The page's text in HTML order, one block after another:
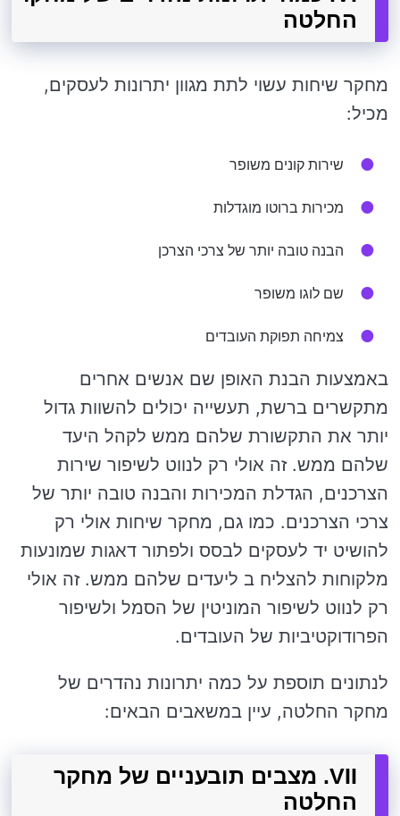
החלטה
מחקר שיחות עשוי לתת מגוון יתרונות לעסקים,
מכיל:
שירות קונים משופר
מכירות ברוטו מוגדלות
הבנה טובה יותר של צרכי הצרכן
שם לוגו משופר
צמיחה תפוקת העובדים
באמצעות הבנת האופן שם אנשים אחרים
מתקשרים ברשת, תעשייה יכולים להשוות גדול
יותר את התקשורת שלהם ממש לקהל היעד
שלהם ממש. זה אולי רק לנווט לשיפור שירות
הצרכנים, הגדלת המכירות והבנה טובה יותר של
צרכי הצרכנים. כמו גם, מחקר שיחות אולי רק
להושיט יד לעסקים לבסס ולפתור דאגות שמונעות
מלקוחות להצליח ב ליעדים שלהם ממש. זה אולי
רק לנווט לשיפור המוניטין של הסמל ולשיפור
הפרודוקטיביות של העובדים.
לנתונים תוספת על כמה יתרונות נהדרים של
מחקר החלטה, עיין במשאבים הבאים:
VII. מצבים תובעניים של מחקר
החלטה